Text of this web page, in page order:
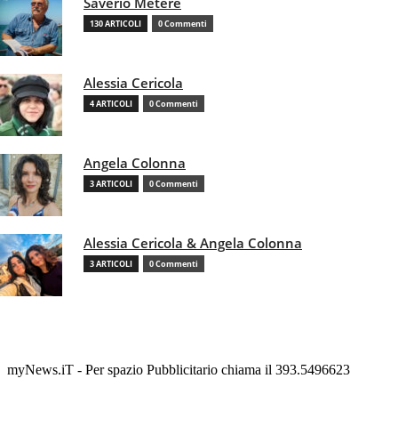
130 ARTICOLI 0 Commenti
Alessia Cericola
4 ARTICOLI 0 Commenti
Angela Colonna
3 ARTICOLI 0 Commenti
Alessia Cericola & Angela Colonna
3 ARTICOLI 0 Commenti
myNews.iT - Per spazio Pubblicitario chiama il 393.5496623